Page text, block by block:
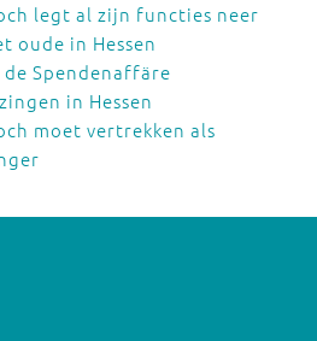
legt al zijn functies neer
oude in Hessen
de Spendenaffäre
in Hessen
moet vertrekken als